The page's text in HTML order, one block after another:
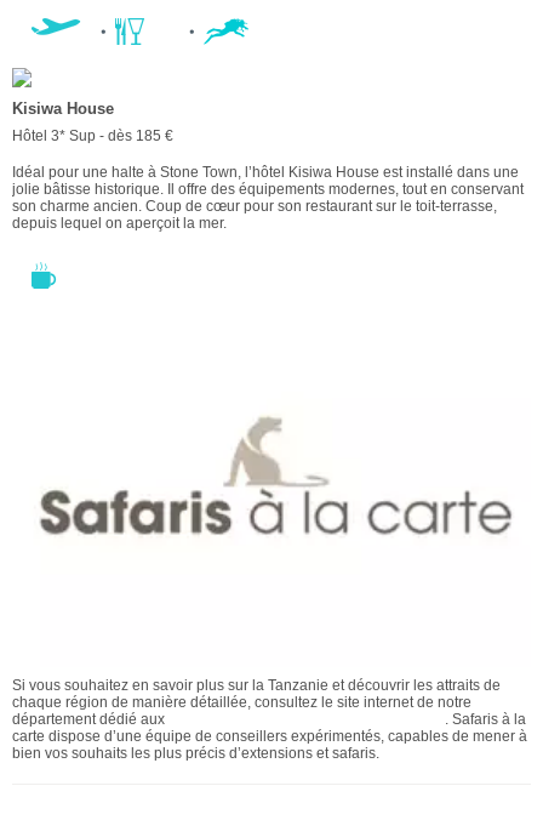
Kisiwa House
Hôtel 3* Sup - dès 185 €
Idéal pour une halte à Stone Town, l’hôtel Kisiwa House est installé dans une
jolie bâtisse historique. Il offre des équipements modernes, tout en conservant
son charme ancien. Coup de cœur pour son restaurant sur le toit-terrasse,
depuis lequel on aperçoit la mer.
Si vous souhaitez en savoir plus sur la Tanzanie et découvrir les attraits de
chaque région de manière détaillée, consultez le site internet de notre
département dédié aux
. Safaris à la
carte dispose d’une équipe de conseillers expérimentés, capables de mener à
bien vos souhaits les plus précis d’extensions et safaris.